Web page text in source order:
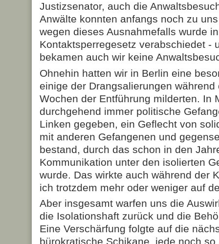
Justizsenator, auch die
Anwälte konnten anfangs noch zu
wegen dieses Ausnahmefalls wurde
Kontaktsperregesetz verabschiedet -
bekamen auch wir keine
Ohnehin hatten wir in Berlin eine
einige der Drangsalierungen
Wochen der Entführung milderten. In
durchgehend immer politische
Linken gegeben, ein Geflecht von
mit anderen Gefangenen und
bestand, durch das schon in den
Kommunikation unter den isolierten
wurde. Das wirkte auch während der
ich trotzdem mehr oder weniger auf
Aber insgesamt warfen uns die
die Isolationshaft zurück und die
Eine Verschärfung folgte auf die
bürokratische Schikane, jede noch